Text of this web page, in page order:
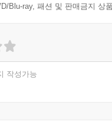
Blu-ray, 패션 및 판매금지 상
작성가능